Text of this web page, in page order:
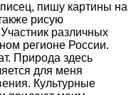
пишу картины на
рисую
различных
регионе России.
Природа здесь
для меня
Культурные